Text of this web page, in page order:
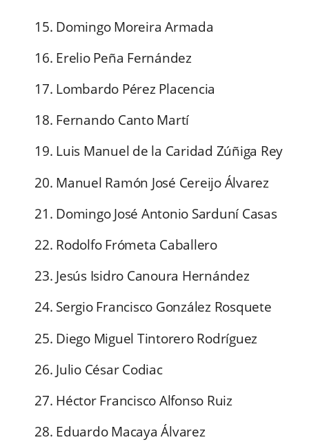
15. Domingo Moreira Armada
16. Erelio Peña Fernández
17. Lombardo Pérez Placencia
18. Fernando Canto Martí
19. Luis Manuel de la Caridad Zúñiga Rey
20. Manuel Ramón José Cereijo Álvarez
21. Domingo José Antonio Sarduní Casas
22. Rodolfo Frómeta Caballero
23. Jesús Isidro Canoura Hernández
24. Sergio Francisco González Rosquete
25. Diego Miguel Tintorero Rodríguez
26. Julio César Codiac
27. Héctor Francisco Alfonso Ruiz
28. Eduardo Macaya Álvarez